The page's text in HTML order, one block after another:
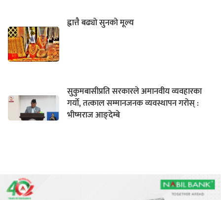
ह्वात्तै बढ्यो सुनको मूल्य
सुकुमबासीप्रति सरकारले अमानवीय व्यवहारका
गर्यो, तत्काल सम्मानजनक व्यवस्थापन गरोस् :
भीष्मराज आङ्देम्बे